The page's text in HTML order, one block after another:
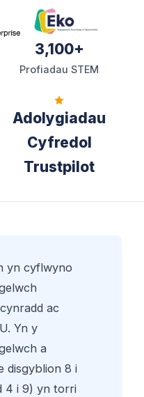
3,100+
Profiadau STEM
Adolygiadau
Cyfredol
Trustpilot
yn cyflwyno
ac
Yn y
a
disgyblion 8 i
4 i 9) yn torri